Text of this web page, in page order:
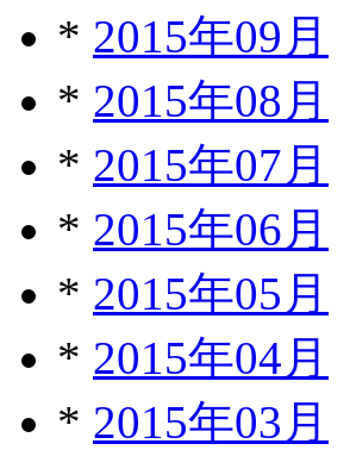
* 2015年09月
* 2015年08月
* 2015年07月
* 2015年06月
* 2015年05月
* 2015年04月
* 2015年03月